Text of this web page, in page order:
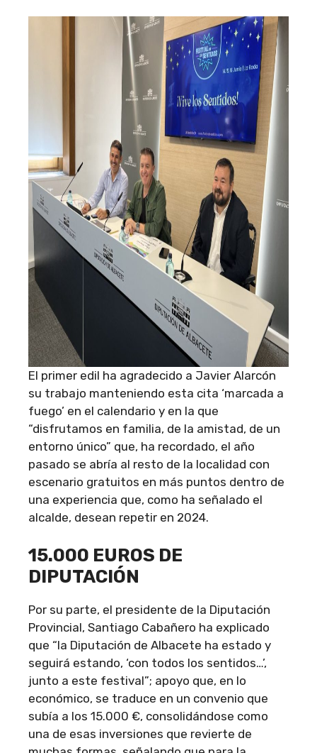
El primer edil ha agradecido a Javier Alarcón
su trabajo manteniendo esta cita ‘marcada a
fuego’ en el calendario y en la que
“disfrutamos en familia, de la amistad, de un
entorno único” que, ha recordado, el año
pasado se abría al resto de la localidad con
escenario gratuitos en más puntos dentro de
una experiencia que, como ha señalado el
alcalde, desean repetir en 2024.
15.000 EUROS DE
DIPUTACIÓN
Por su parte, el presidente de la Diputación
Provincial, Santiago Cabañero ha explicado
que “la Diputación de Albacete ha estado y
seguirá estando, ‘con todos los sentidos…’,
junto a este festival”; apoyo que, en lo
económico, se traduce en un convenio que
subía a los 15.000 €, consolidándose como
una de esas inversiones que revierte de